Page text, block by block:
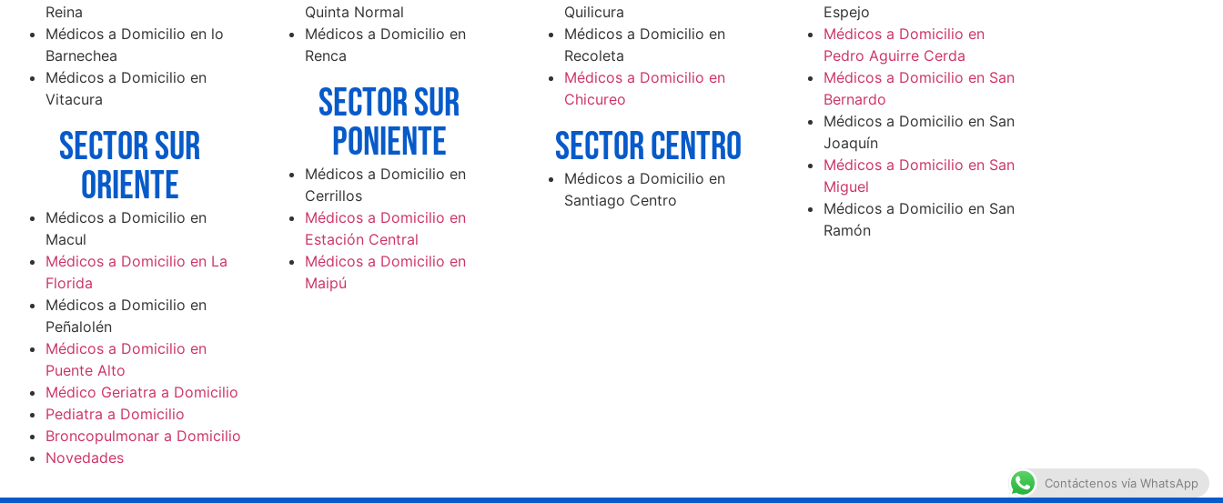
Reina
Médicos a Domicilio en lo
Barnechea
Médicos a Domicilio en
Vitacura
SECTOR sur
ORIENTE
Médicos a Domicilio en
Macul
Médicos a Domicilio en La
Florida
Médicos a Domicilio en
Peñalolén
Médicos a Domicilio en
Puente Alto
Médico Geriatra a Domicilio
Pediatra a Domicilio
Broncopulmonar a Domicilio
Novedades
Quinta Normal
Médicos a Domicilio en
Renca
SECTOR sur
poniente
Médicos a Domicilio en
Cerrillos
Médicos a Domicilio en
Estación Central
Médicos a Domicilio en
Maipú
Quilicura
Médicos a Domicilio en
Recoleta
Médicos a Domicilio en
Chicureo
SECTOR CENTRO
Médicos a Domicilio en
Santiago Centro
Espejo
Médicos a Domicilio en
Pedro Aguirre Cerda
Médicos a Domicilio en San
Bernardo
Médicos a Domicilio en San
Joaquín
Médicos a Domicilio en San
Miguel
Médicos a Domicilio en San
Ramón
Contáctenos vía WhatsApp